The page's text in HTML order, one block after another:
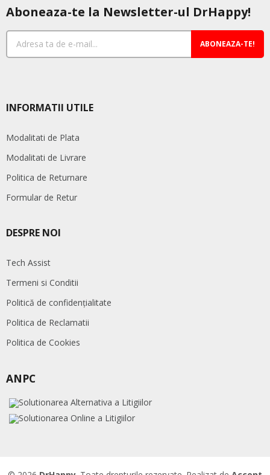
Aboneaza-te la Newsletter-ul DrHappy!
ABONEAZA-TE!
INFORMATII UTILE
Modalitati de Plata
Modalitati de Livrare
Politica de Returnare
Formular de Retur
DESPRE NOI
Tech Assist
Termeni si Conditii
Politică de confidențialitate
Politica de Reclamatii
Politica de Cookies
ANPC